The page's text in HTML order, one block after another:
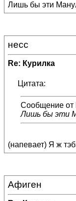
Лишь бы эти
несс
Re: Курилка
Цитата:
Сообщение от
Лишь бы эти
(напевает) Я ж
Афиген